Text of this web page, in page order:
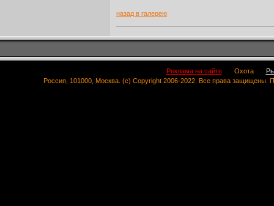
назад в галерею
Реклама на сайте Охота
Россия, 101000, Москва. (c) Copyright 2006-2022. Все права защищены.